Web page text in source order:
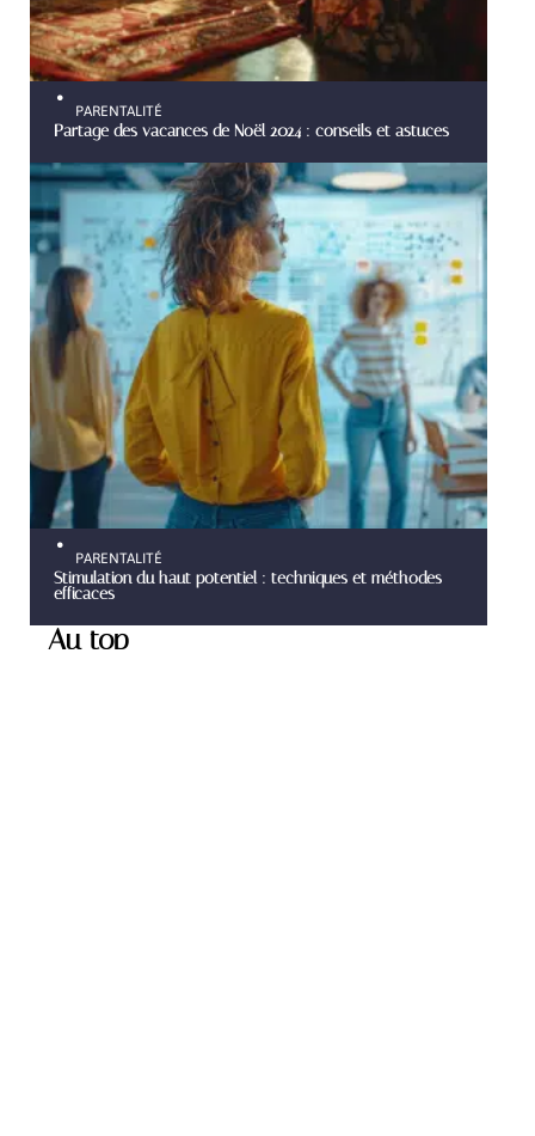
PARENTALITÉ
Partage des vacances de Noël 2024 : conseils et astuces
PARENTALITÉ
Stimulation du haut potentiel : techniques et méthodes
efficaces
Au top